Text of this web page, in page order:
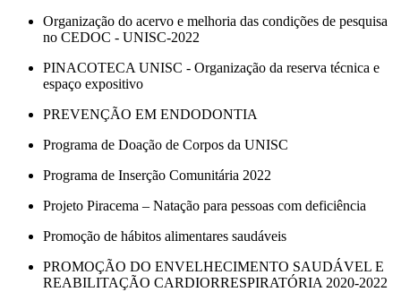
Organização do acervo e melhoria das condições de pesquisa
no CEDOC - UNISC-2022
PINACOTECA UNISC - Organização da reserva técnica e
espaço expositivo
PREVENÇÃO EM ENDODONTIA
Programa de Doação de Corpos da UNISC
Programa de Inserção Comunitária 2022
Projeto Piracema – Natação para pessoas com deficiência
Promoção de hábitos alimentares saudáveis
PROMOÇÃO DO ENVELHECIMENTO SAUDÁVEL E
REABILITAÇÃO CARDIORRESPIRATÓRIA 2020-2022